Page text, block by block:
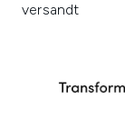
versandt